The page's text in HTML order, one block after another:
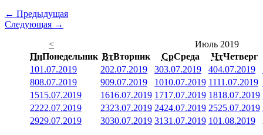
← Предыдущая
Следующая →
<
Июль 2019
ПнПонедельник ВтВторник СрСреда ЧтЧетверг
101.07.2019 202.07.2019 303.07.2019 404.07.2019
808.07.2019 909.07.2019 1010.07.2019 1111.07.2019
1515.07.2019 1616.07.2019 1717.07.2019 1818.07.2019
2222.07.2019 2323.07.2019 2424.07.2019 2525.07.2019
2929.07.2019 3030.07.2019 3131.07.2019 101.08.2019